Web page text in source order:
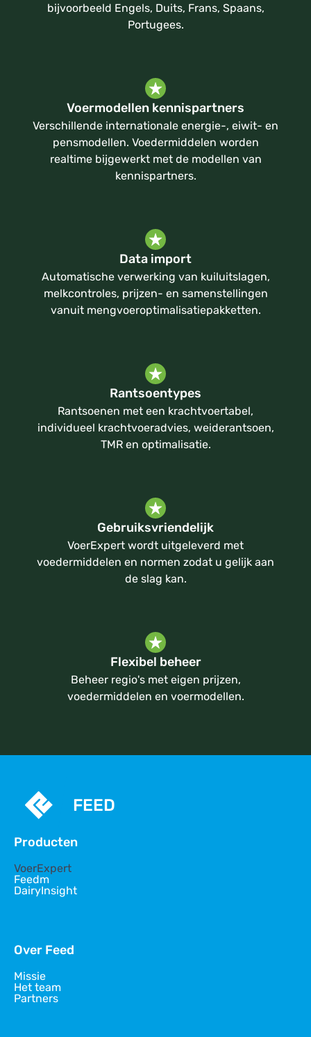
bijvoorbeeld Engels, Duits, Frans, Spaans,
Portugees.
Voermodellen kennispartners
Verschillende internationale energie-, eiwit- en
pensmodellen. Voedermiddelen worden
realtime bijgewerkt met de modellen van
kennispartners.
Data import
Automatische verwerking van kuiluitslagen,
melkcontroles, prijzen- en samenstellingen
vanuit mengvoeroptimalisatiepakketten.
Rantsoentypes
Rantsoenen met een krachtvoertabel,
individueel krachtvoeradvies, weiderantsoen,
TMR en optimalisatie.
Gebruiksvriendelijk
VoerExpert wordt uitgeleverd met
voedermiddelen en normen zodat u gelijk aan
de slag kan.
Flexibel beheer
Beheer regio's met eigen prijzen,
voedermiddelen en voermodellen.
FEED
Producten
VoerExpert
Feedm
DairyInsight
Over Feed
Missie
Het team
Partners